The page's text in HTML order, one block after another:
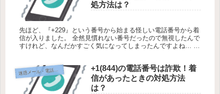
処方法は？
先ほど、『+229』という番号から始まる怪しい電話番号から着
信が入りました。 全然見慣れない番号だったので無視したんで
すけれど、なんだかすごく気になってしまったんですよね… そ
迷
惑メール・電話対策
+1(844)の電話番号は詐欺！着
信があったときの対処方法
は？